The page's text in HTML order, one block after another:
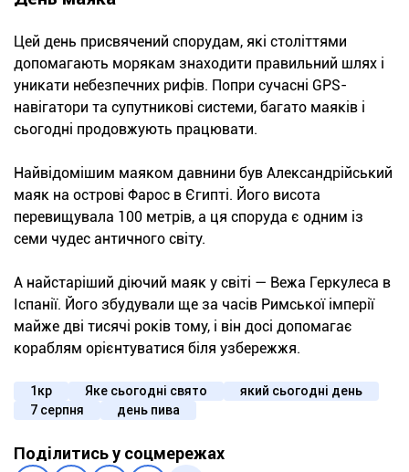
Цей день присвячений спорудам, які століттями
допомагають морякам знаходити правильний шлях і
уникати небезпечних рифів. Попри сучасні GPS-
навігатори та супутникові системи, багато маяків і
сьогодні продовжують працювати.
Найвідомішим маяком давнини був Александрійський
маяк на острові Фарос в Єгипті. Його висота
перевищувала 100 метрів, а ця споруда є одним із
семи чудес античного світу.
А найстаріший діючий маяк у світі — Вежа Геркулеса в
Іспанії. Його збудували ще за часів Римської імперії
майже дві тисячі років тому, і він досі допомагає
кораблям орієнтуватися біля узбережжя.
1кр Яке сьогодні свято
який сьогодні день
7 серпня
день пива
Поділитись у соцмережах